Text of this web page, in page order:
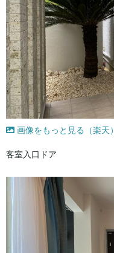
画像をもっと見る（楽天）
客室入口ドア